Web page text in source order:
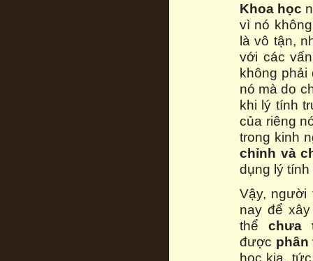
Khoa học
vì nó
là vô tận,
với các
không phải
nó mà do
khi lý tính
của riêng
trong kinh
chỉnh và
dụng lý
Vậy,
nay để
thểchưa
được phân
học kia,